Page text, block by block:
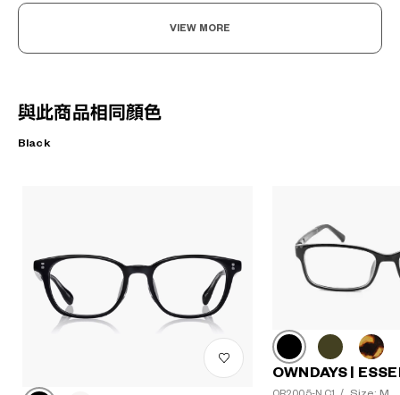
VIEW MORE
與此商品相同顏色
Black
OWNDAYS |